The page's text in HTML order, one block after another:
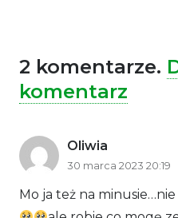
2 komentarze.
komentarz
Oliwia
30 marca 2023 20:19
Mo ja też na minusie…nie